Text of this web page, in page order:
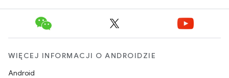
WIĘCEJ INFORMACJI O ANDROIDZIE
Android